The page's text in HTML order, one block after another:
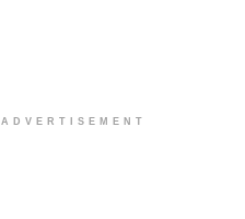
ADVERTISEMENT